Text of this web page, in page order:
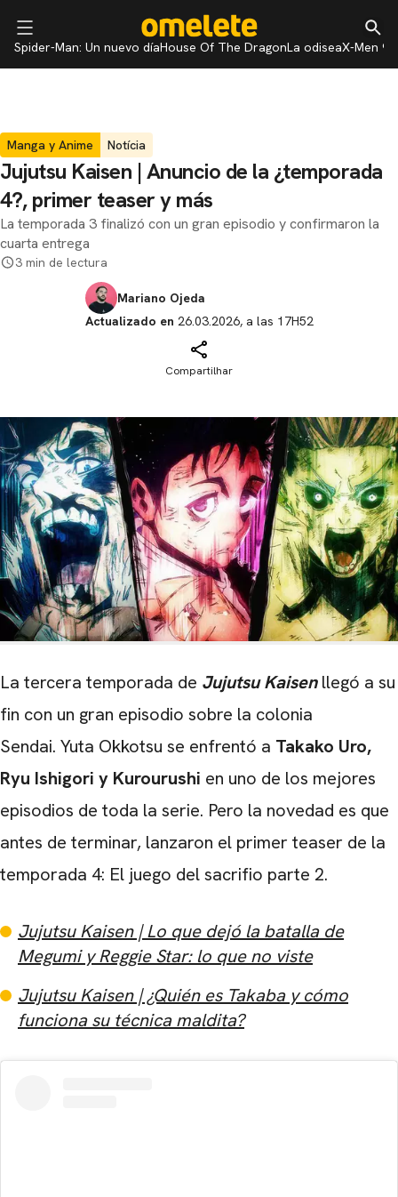
Spider-Man: Un nuevo díaHouse Of The DragonLa odiseaX-Men 97
Manga y Anime Notícia
Jujutsu Kaisen | Anuncio de la ¿temporada
4?, primer teaser y más
La temporada 3 finalizó con un gran episodio y confirmaron la
cuarta entrega
3 min de lectura
Mariano Ojeda
Actualizado en 26.03.2026, a las 17H52
Compartilhar
La tercera temporada de Jujutsu Kaisenllegó a su
fin con un gran episodio sobre la colonia
Sendai. Yuta Okkotsu se enfrentó a Takako Uro,
Ryu Ishigori y Kurourushi en uno de los mejores
episodios de toda la serie. Pero la novedad es que
antes de terminar, lanzaron el primer teaser de la
temporada 4: El juego del sacrifio parte 2.
Jujutsu Kaisen | Lo que dejó la batalla de
Megumi y Reggie Star: lo que no viste
Jujutsu Kaisen | ¿Quién es Takaba y cómo
funciona su técnica maldita?